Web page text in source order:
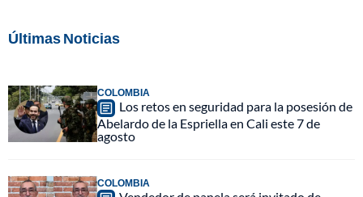
Últimas Noticias
COLOMBIA
Los retos en seguridad para la posesión de
Abelardo de la Espriella en Cali este 7 de
agosto
COLOMBIA